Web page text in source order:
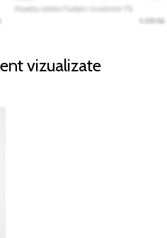
vizualizate